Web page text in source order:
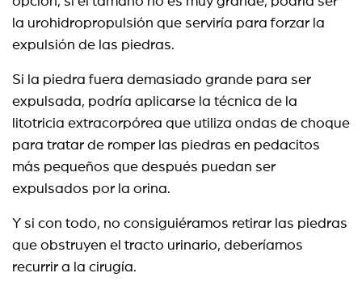
la urohidropropulsión que serviría para forzar la
expulsión de las piedras.
Si la piedra fuera demasiado grande para ser
expulsada, podría aplicarse la técnica de la
litotricia extracorpórea que utiliza ondas de choque
para tratar de romper las piedras en pedacitos
más pequeños que después puedan ser
expulsados por la orina.
Y si con todo, no consiguiéramos retirar las piedras
que obstruyen el tracto urinario, deberíamos
recurrir a la cirugía.